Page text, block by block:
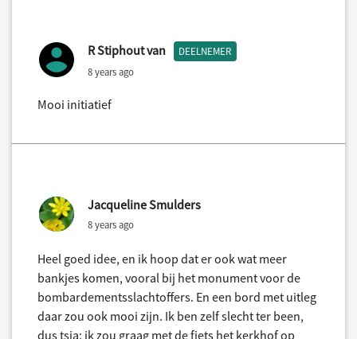
R Stiphout van DEELNEMER
8 years ago
Mooi initiatief
Jacqueline Smulders
8 years ago
Heel goed idee, en ik hoop dat er ook wat meer
bankjes komen, vooral bij het monument voor de
bombardementsslachtoffers. En een bord met uitleg
daar zou ook mooi zijn. Ik ben zelf slecht ter been,
dus tsja: ik zou graag met de fiets het kerkhof op